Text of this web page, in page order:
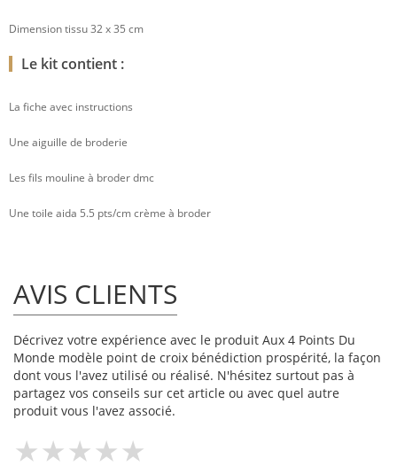
Dimension tissu 32 x 35 cm
Le kit contient :
La fiche avec instructions
Une aiguille de broderie
Les fils mouline à broder dmc
Une toile aida 5.5 pts/cm crème à broder
AVIS CLIENTS
Décrivez votre expérience avec le produit Aux 4 Points Du
Monde modèle point de croix bénédiction prospérité, la façon
dont vous l'avez utilisé ou réalisé. N'hésitez surtout pas à
partagez vos conseils sur cet article ou avec quel autre
produit vous l'avez associé.